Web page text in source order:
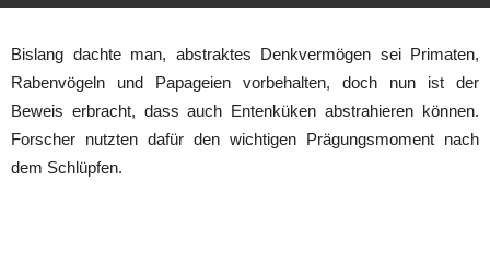
Bislang dachte man, abstraktes Denkvermögen sei Primaten,
Rabenvögeln und Papageien vorbehalten, doch nun ist der
Beweis erbracht, dass auch Entenküken abstrahieren können.
Forscher nutzten dafür den wichtigen Prägungsmoment nach
dem Schlüpfen.